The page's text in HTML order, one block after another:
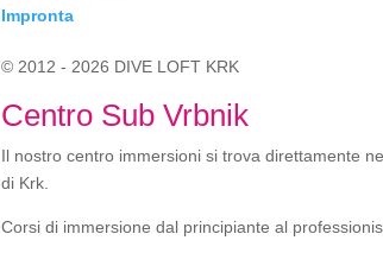
Impronta
© 2012 - 2026 DIVE LOFT KRK
Centro Sub Vrbnik
Il nostro centro immersioni si trova direttamente
di Krk.
Corsi di immersione dal principiante al